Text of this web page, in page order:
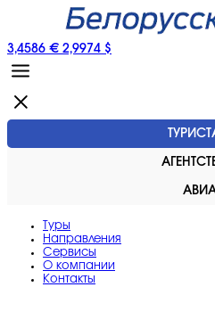
3,4586 € 2,9974 $
Туры
Направления
Сервисы
O компании
Контакты